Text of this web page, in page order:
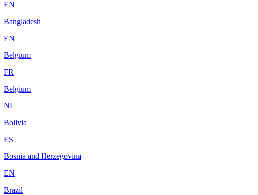
EN
Bangladesh
EN
Belgium
FR
Belgium
NL
Bolivia
ES
Bosnia and Herzegovina
EN
Brazil